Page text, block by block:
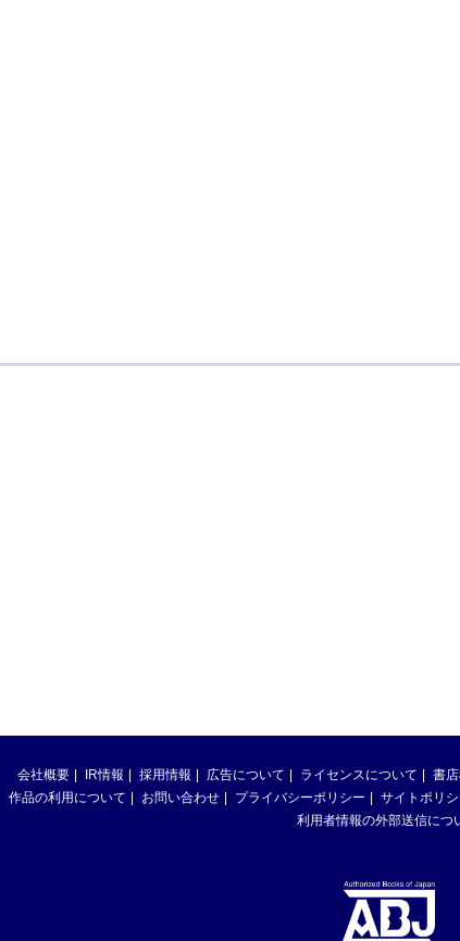
会社概要 IR情報 採用情報 広告について ライセンスについて 書
作品の利用について
お問い合わせ プライバシーポリシー サイトポリ
利用者情報の外部送信につ